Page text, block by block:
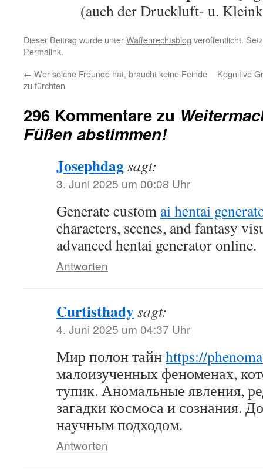
(auch der Druckluft- u.
Dieser Beitrag wurde unterWaffenrechtsblog veröffentlicht.
Permalink.
← Wer solche Freunde hat, braucht keine Feinde
zu fürchten
Kognitive
296 Kommentare zu
Füßen abstimmen!
Josephdagsagt:
3. Juni 2025 um 00:08 Uhr
Generate custom ai hentai
characters, scenes, and fantasy
advanced hentai generator online.
Antworten
Curtisthadysagt:
4. Juni 2025 um 04:37 Uhr
Мир полон тайнhttps://
малоизученных феноменах,
тупик. Аномальные явления,
загадки космоса и сознания.
научным подходом.
Antworten